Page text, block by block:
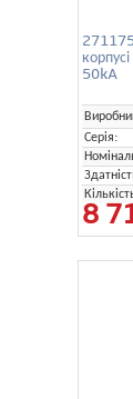
50kA
Серія:
8